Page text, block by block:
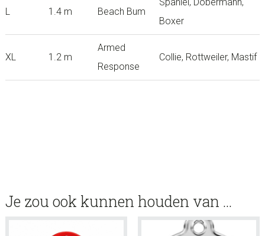
L 1.4 m Beach Bum
Boxer
XL 1.2 m
Armed
Response
Collie, Rottweiler, Mastif
Je zou ook kunnen houden van …